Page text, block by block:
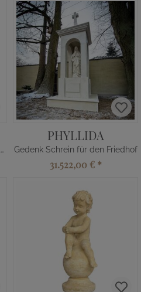
Frostsichere Jesus Grabfigur Steinguss
PHYLLIDA
Gedenk Schrein für den Friedhof
31.522,00 € *